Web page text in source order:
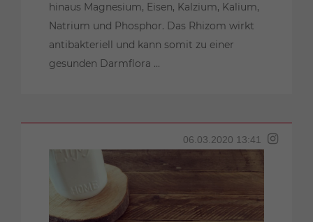
hinaus Magnesium, Eisen, Kalzium, Kalium,
Natrium und Phosphor. Das Rhizom wirkt
antibakteriell und kann somit zu einer
gesunden Darmflora ...
06.03.2020 13:41